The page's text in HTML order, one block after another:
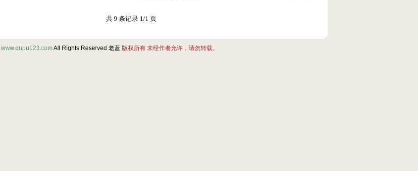
共 9 条记录 1/1 页
www.qupu123.comAll Rights Reserved 老蓝 版权所有 未经作者允许，请勿转载。